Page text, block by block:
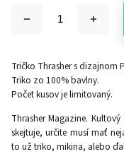
Tričko Thrasher s dizajnom
Triko zo 100% bavlny.
Počet kusov je limitovaný.
Thrasher Magazine.
skejtuje, určite musí mať
to už triko, mikina, alebo